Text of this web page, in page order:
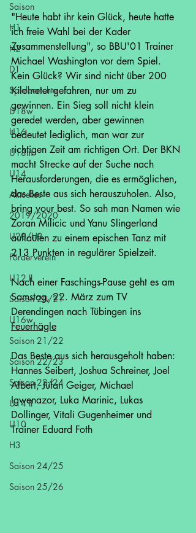
Saison
H1
H2
D1
Spielberichte
U18w
U16
U18m
U14
Aktuelles
2019/2020
U20/H3
Förderverein
U12 II
Saison 20/21
U16w
Saison 21/22
Saison 22/23
Saison 23/24
U14 II
U10
H3
Saison 24/25
Saison 25/26
"Heute habt ihr kein Glück, heute hatte
ich freie Wahl bei der Kader
Zusammenstellung", so BBU'01 Trainer
Michael Washington vor dem Spiel.
Kein Glück? Wir sind nicht über 200
Kilometer gefahren, nur um zu
gewinnen. Ein Sieg soll nicht klein
geredet werden, aber gewinnen
bedeutet lediglich, man war zur
richtigen Zeit am richtigen Ort. Der BKN
macht Strecke auf der Suche nach
Herausforderungen, die es ermöglichen,
das Beste aus sich herauszuholen. Also,
bring your best. So sah man Namen wie
Zoran Milicic und Yanu Slingerland
auflaufen zu einem epischen Tanz mit
213 Punkten in regulärer Spielzeit.
Nach einer Faschings-Pause geht es am
Samstag, 22. März zum TV
Derendingen nach Tübingen ins
Feuerhägle
Das Beste aus sich herausgeholt haben:
Hannes Seibert, Joshua Schreiner, Joel
Albert, Jüfan Geiger, Michael
Igwenazor, Luka Marinic, Lukas
Dollinger, Vitali Gugenheimer und
Trainer Eduard Foth